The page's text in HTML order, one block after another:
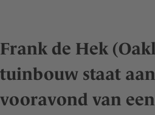
Frank de Hek
tuinbouw staat
vooravond van